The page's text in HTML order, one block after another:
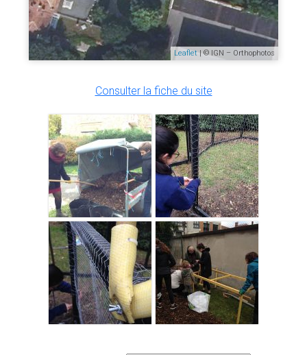
Leaflet| © IGN – Orthophotos
Consulter la fiche du site